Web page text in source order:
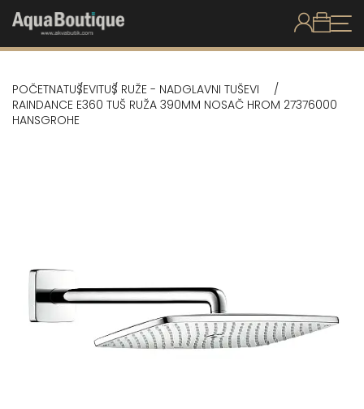
POČETNATUŠEVITUŠ RUŽE - NADGLAVNI TUŠEVI
RAINDANCE E360 TUŠ RUŽA 390MM NOSAČ HROM 27376000
HANSGROHE